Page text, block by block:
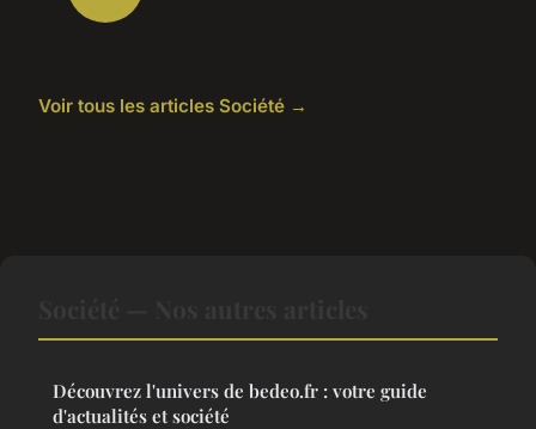
Voir tous les articles Société →
Découvrez l'univers de bedeo.fr : votre guide
d'actualités et société